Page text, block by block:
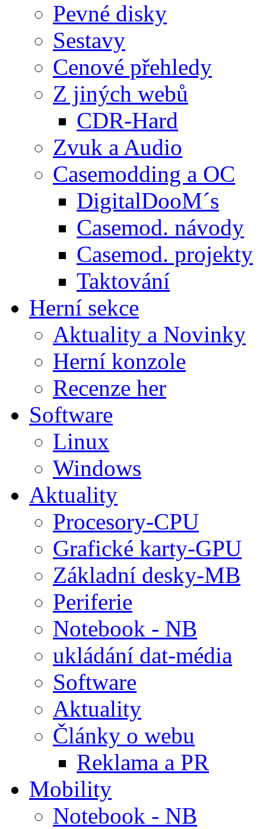
Pevné disky
Sestavy
Cenové přehledy
Z jiných webů
CDR-Hard
Zvuk a Audio
Casemodding a OC
DigitalDooM´s
Casemod. návody
Casemod. projekty
Taktování
Herní sekce
Aktuality a Novinky
Herní konzole
Recenze her
Software
Linux
Windows
Aktuality
Procesory-CPU
Grafické karty-GPU
Základní desky-MB
Periferie
Notebook - NB
ukládání dat-média
Software
Aktuality
Články o webu
Reklama a PR
Mobility
Notebook - NB